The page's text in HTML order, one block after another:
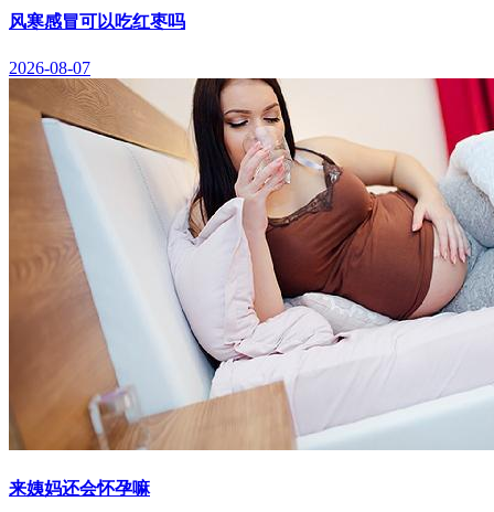
风寒感冒可以吃红枣吗
2026-08-07
来姨妈还会怀孕嘛